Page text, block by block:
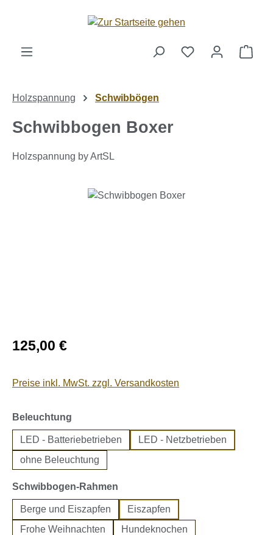
Zum Hauptinhalt springen
Holzspannung Schwibbögen
Schwibbogen Boxer
Holzspannung by ArtSL
Bildergalerie überspringen
Regulärer Preis:
125,00 €
Preise inkl. MwSt. zzgl. Versandkosten
Beleuchtung
LED - Batteriebetrieben
LED - Netzbetrieben
ohne Beleuchtung
Schwibbogen-Rahmen
Berge und Eiszapfen
Eiszapfen
Frohe Weihnachten
Hundeknochen